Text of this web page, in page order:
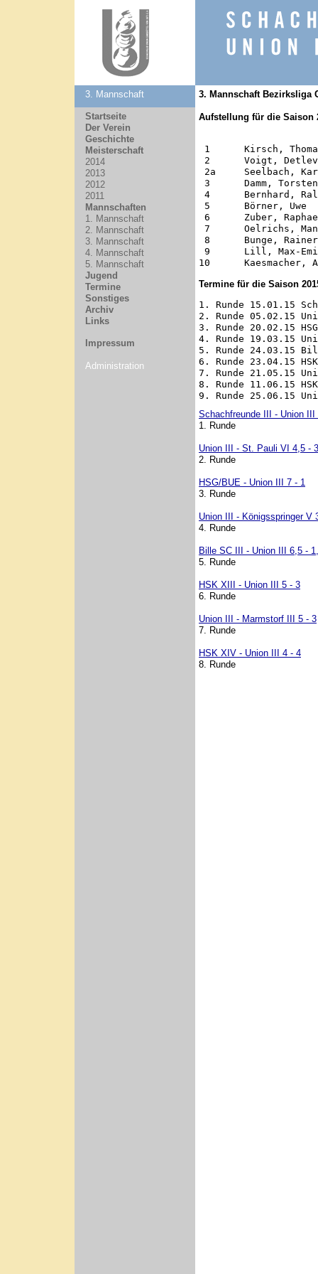
3. Mannschaft
Startseite
Der Verein
Geschichte
Meisterschaft
2014
2013
2012
2011
Mannschaften
1. Mannschaft
2. Mannschaft
3. Mannschaft
4. Mannschaft
5. Mannschaft
Jugend
Termine
Sonstiges
Archiv
Links
Impressum
Administration
3. Mannschaft Bezirksliga
Aufstellung für die Saison
1	Kirsch, Thomas		1881
2	Voigt, Detlev		1881
2a	Seelbach, Karsten	1720
3	Damm, Torsten (MK)	1742
4	Bernhard, Ralph		1717
5	Börner, Uwe		1684
6	Zuber, Raphael		1651
7	Oelrichs, Manfred	1626
8	Bunge, Rainer		1462
9	Lill, Max-Emilio	1536
Termine für die Saison
1. Runde 15.01.15
2. Runde 05.02.15
3. Runde 20.02.15
4. Runde 19.03.15
5. Runde 24.03.15
6. Runde 23.04.15
7. Runde 21.05.15
8. Runde 11.06.15
Schachfreunde III - Union III
1. Runde
Union III - St. Pauli VI 4,5 -
2. Runde
HSG/BUE - Union III 7 - 1
3. Runde
Union III - Königsspringer V
4. Runde
Bille SC III - Union III 6,5 -
5. Runde
HSK XIII - Union III 5 - 3
6. Runde
Union III - Marmstorf III 5 - 3
7. Runde
HSK XIV - Union III 4 - 4
8. Runde